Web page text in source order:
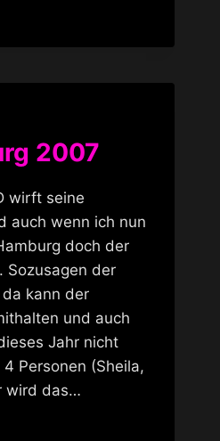
2007
wirft seine
auch wenn ich nun
doch der
Sozusagen der
kann der
und auch
Jahr nicht
Personen (Sheila,
wird das…